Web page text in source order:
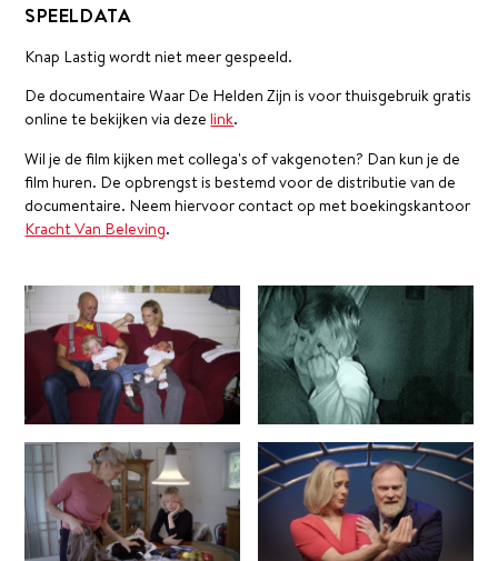
SPEELDATA
Knap Lastig wordt niet meer gespeeld.
De documentaire Waar De Helden Zijn is voor thuisgebruik gratis
online te bekijken via dezelink.
Wil je de film kijken met collega's of vakgenoten? Dan kun je de
film huren. De opbrengst is bestemd voor de distributie van de
documentaire. Neem hiervoor contact op met boekingskantoor
Kracht Van Beleving.